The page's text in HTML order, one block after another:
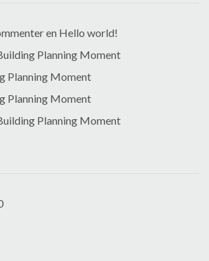
en Hello world!
Planning Moment
Planning Moment
Planning Moment
Planning Moment